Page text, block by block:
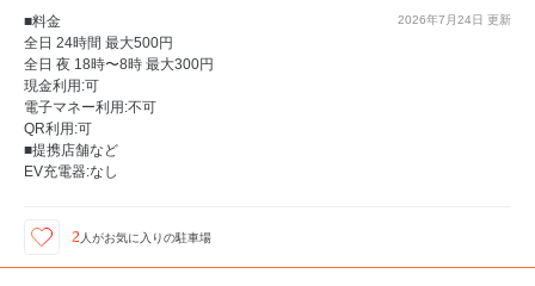
2026年7月24日 更新
■料金
全日 24時間 最大500円
全日 夜 18時〜8時 最大300円
現金利用:可
電子マネー利用:不可
QR利用:可
■提携店舗など
EV充電器:なし
2 人がお気に入りの駐車場